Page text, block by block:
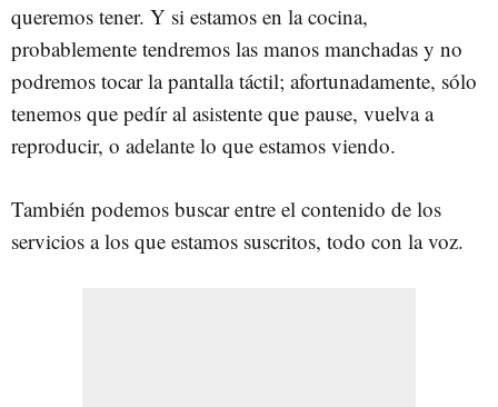
queremos tener. Y si estamos en la cocina,
probablemente tendremos las manos manchadas y no
podremos tocar la pantalla táctil; afortunadamente, sólo
tenemos que pedír al asistente que pause, vuelva a
reproducir, o adelante lo que estamos viendo.
También podemos buscar entre el contenido de los
servicios a los que estamos suscritos, todo con la voz.